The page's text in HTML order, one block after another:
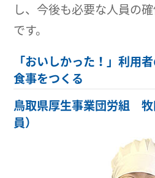
し、今後も必要な人員の
です。
「おいしかった！」利用
食事をつくる
鳥取県厚生事業団労組 牧
員）